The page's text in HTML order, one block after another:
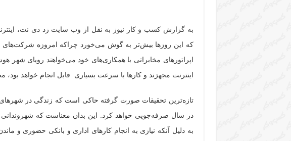
به گزارش کسب و کار نیوز به نقل از وب سایت زد دی نت،
که این روزها بیش‌تر به گوش می‌خورد چراکه امروزه شرکت‌های
اپراتورهای مخابراتی با همکاری‌های خود می‌خواهند رویای شهر
اینترنت مجهزند و کارها با سرعت بسیاری قابل انجام خواهد بود،
در سال صرفه‌جویی خواهد کرد. این بدان معناست که
به دلیل آنکه نیازی به انجام کارهای اداری و بانکی حضوری و